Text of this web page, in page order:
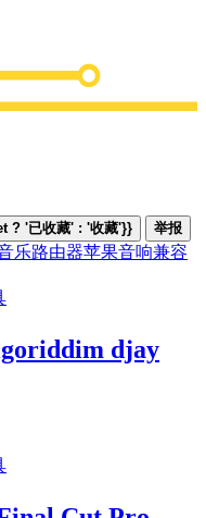
? '已收藏' : '收藏'}} 举报
乐路由器苹果音响兼容
djay